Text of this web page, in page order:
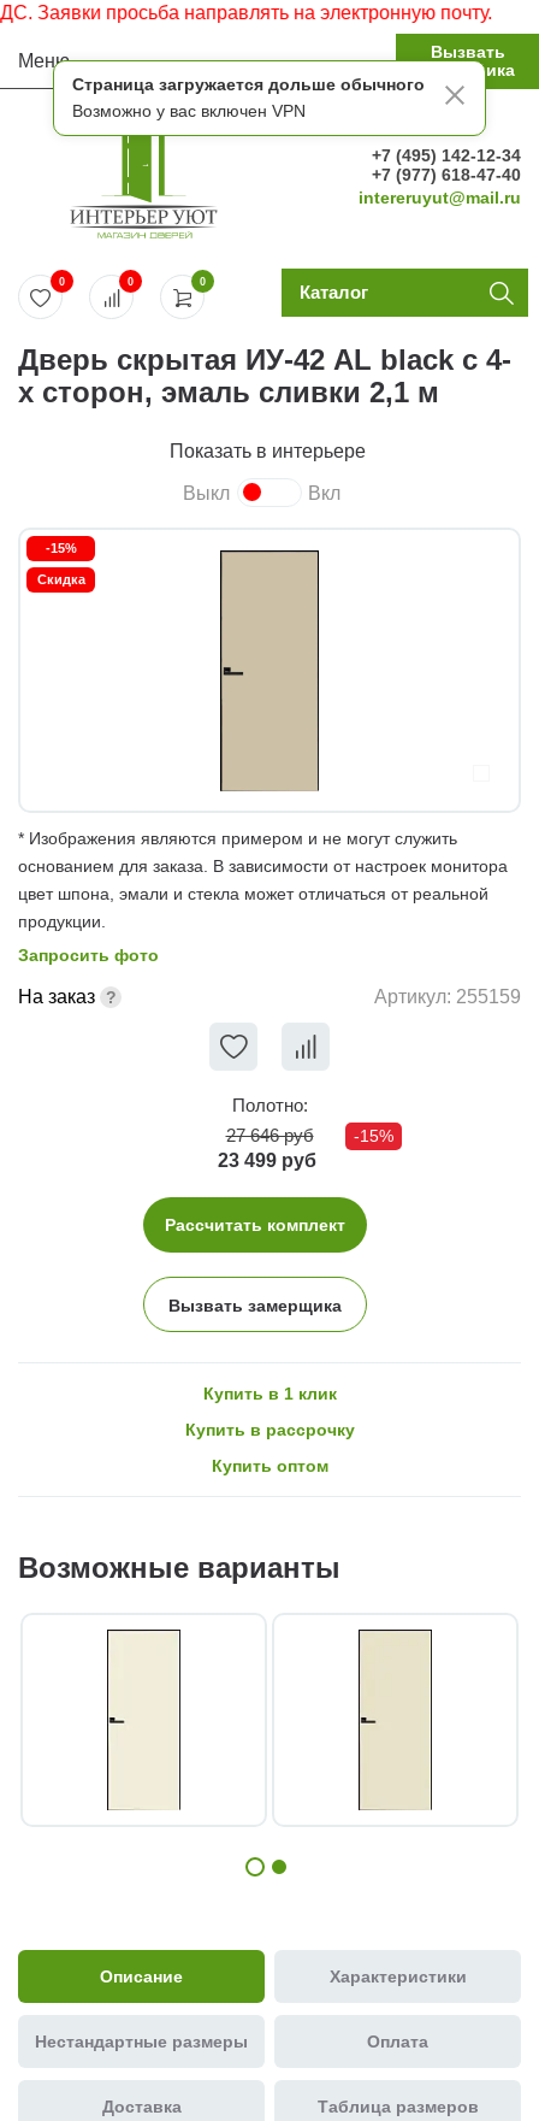
Страница загружается дольше обычного
Возможно у вас включен VPN
просьба направлять на электронную почту.
Меню
Вызвать
замерщика
+7 (495) 142-12-34
+7 (977) 618-47-40
intereruyut@mail.ru
0
0 0 Каталог
Дверь скрытая ИУ-42 AL black с 4-
х сторон, эмаль сливки 2,1 м
Показать в интерьере
Выкл Вкл
-15%
Скидка
* Изображения являются примером и не могут служить
основанием для заказа. В зависимости от настроек монитора
цвет шпона, эмали и стекла может отличаться от реальной
продукции.
Запросить фото
На заказ Артикул: 255159
Полотно:
27 646 руб
-15%
23 499 руб
Рассчитать комплект
Вызвать замерщика
Купить в 1 клик
Купить в рассрочку
Купить оптом
Возможные варианты
Описание Характеристики
Нестандартные размеры Оплата
Доставка Таблица размеров